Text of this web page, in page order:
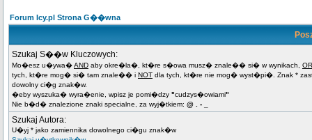
Forum Icy.pl Strona G��wna
Szukaj S��w Kluczowych:
Mo�esz u�ywa�AND aby okre�la�, kt�re s�owa musz� znale�� si� w wynikach, OR
tych, kt�re mog� si� tam znale�� i NOT dla tych, kt�re nie mog� wyst�pi�. Znak *
dowolny ci�g znak�w.
�eby wyszuka� wyra�enie, wpisz je pomi�dzy "cudzys�owiami"
Nie b�d� znalezione znaki specialne, za wyj�tkiem: @ . - _
Szukaj Autora:
U�yj * jako zamiennika dowolnego ci�gu znak�w